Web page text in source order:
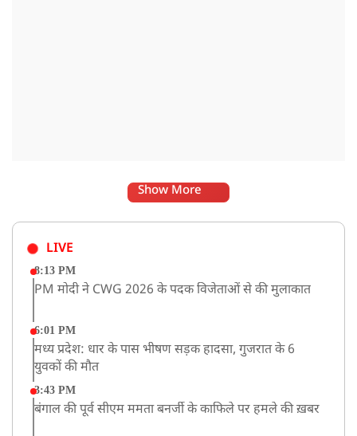
Show More
LIVE
8:13 PM
PM मोदी ने CWG 2026 के पदक विजेताओं से की मुलाकात
6:01 PM
मध्य प्रदेश: धार के पास भीषण सड़क हादसा, गुजरात के 6
युवकों की मौत
3:43 PM
बंगाल की पूर्व सीएम ममता बनर्जी के काफिले पर हमले की ख़बर